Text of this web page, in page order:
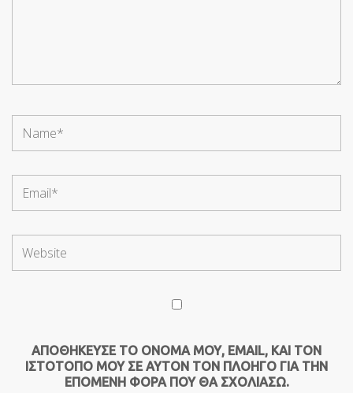
ΑΠΟΘΉΚΕΥΣΕ ΤΟ ΌΝΟΜΆ ΜΟΥ, EMAIL, ΚΑΙ ΤΟΝ
ΙΣΤΌΤΟΠΟ ΜΟΥ ΣΕ ΑΥΤΌΝ ΤΟΝ ΠΛΟΗΓΌ ΓΙΑ ΤΗΝ
ΕΠΌΜΕΝΗ ΦΟΡΆ ΠΟΥ ΘΑ ΣΧΟΛΙΆΣΩ.